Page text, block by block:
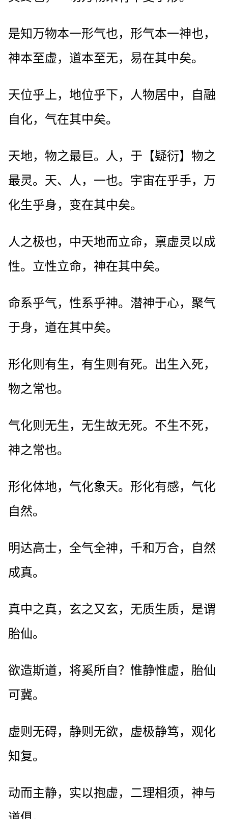
是知万物本一形气也，形气本一神也，
神本至虚，道本至无，易在其中矣。
天位乎上，地位乎下，人物居中，自融
自化，气在其中矣。
天地，物之最巨。人，于【疑衍】物之
最灵。天、人，一也。宇宙在乎手，万
化生乎身，变在其中矣。
人之极也，中天地而立命，禀虚灵以成
性。立性立命，神在其中矣。
命系乎气，性系乎神。潜神于心，聚气
于身，道在其中矣。
形化则有生，有生则有死。出生入死，
物之常也。
气化则无生，无生故无死。不生不死，
神之常也。
形化体地，气化象天。形化有感，气化
自然。
明达高士，全气全神，千和万合，自然
成真。
真中之真，玄之又玄，无质生质，是谓
胎仙。
欲造斯道，将奚所自？惟静惟虚，胎仙
可冀。
虚则无碍，静则无欲，虚极静笃，观化
知复。
动而主静，实以抱虚，二理相须，神与